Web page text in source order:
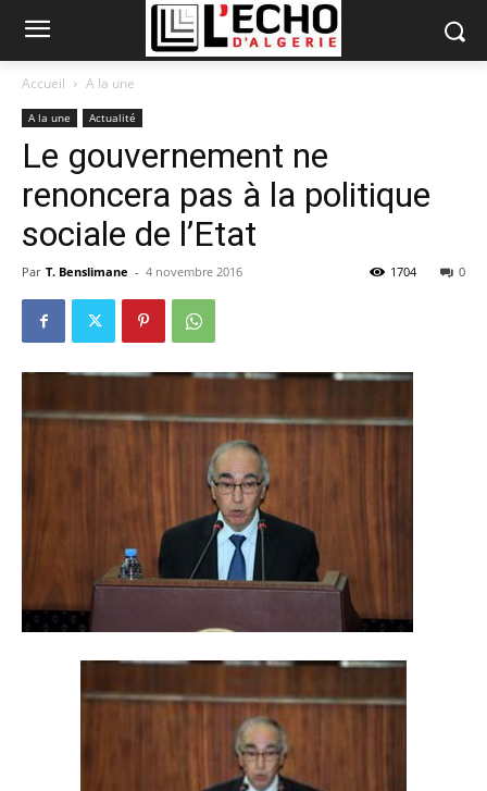
Accueil A la une
A la une Actualité
Le gouvernement ne
renoncera pas à la politique
sociale de l’Etat
Par T. Benslimane - 4 novembre 2016 0
1704